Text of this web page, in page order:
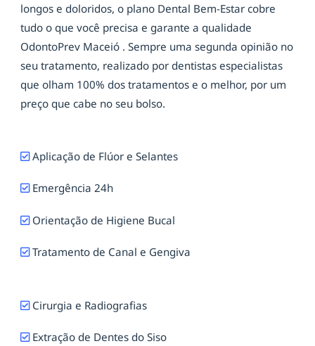
longos e doloridos, o plano Dental Bem-Estar cobre
tudo o que você precisa e garante a qualidade
OdontoPrev Maceió . Sempre uma segunda opinião no
seu tratamento, realizado por dentistas especialistas
que olham 100% dos tratamentos e o melhor, por um
preço que cabe no seu bolso.
Aplicação de Flúor e Selantes
Emergência 24h
Orientação de Higiene Bucal
Tratamento de Canal e Gengiva
Cirurgia e Radiografias
Extração de Dentes do Siso